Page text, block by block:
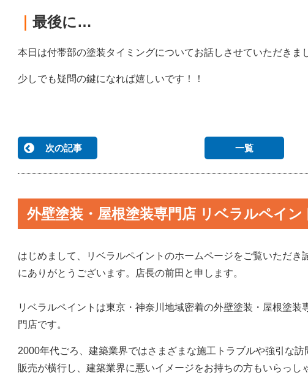
最後に…
本日は付帯部の塗装タイミングについてお話しさせていただきま
少しでも疑問の鍵になれば嬉しいです！！
次の記事 一覧
外壁塗装・屋根塗装専門店 リベラルペイ
はじめまして、リベラルペイントのホームページをご覧いただき
にありがとうございます。
店長の前田と申します。
リベラルペイントは東京・神奈川地域密着の外壁塗装・屋根塗装
門店です。
2000年代ごろ、建築業界ではさまざまな施工トラブルや強引な訪
販売が横行し、建築業界に悪いイメージをお持ちの方もいらっし